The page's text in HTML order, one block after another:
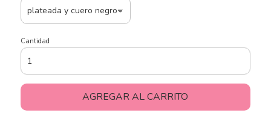
Cantidad
AGREGAR AL CARRITO